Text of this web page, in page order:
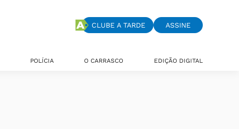
CLUBE A TARDE ASSINE
POLÍCIA O CARRASCO EDIÇÃO DIGITAL